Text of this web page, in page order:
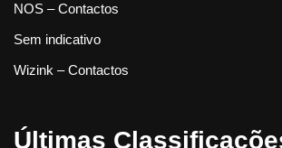
NOS – Contactos
Sem indicativo
Wizink – Contactos
Últimas